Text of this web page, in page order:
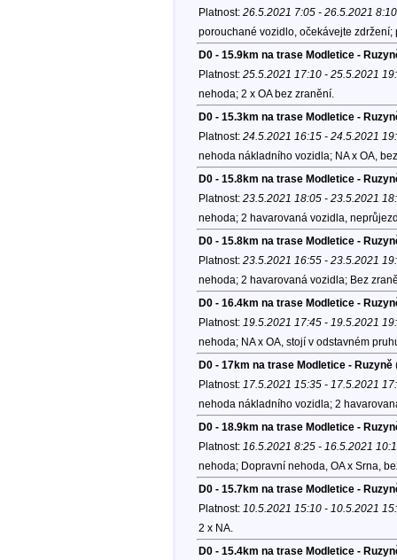
Platnost: 26.5.2021 7:05 - 26.5.2021 8:10
porouchané vozidlo, očekávejte
D0 - 15.9km na trase Modletice -
Platnost: 25.5.2021 17:10 - 25.5.2021
nehoda; 2 x OA bez zranění.
D0 - 15.3km na trase Modletice -
Platnost: 24.5.2021 16:15 - 24.5.2021
nehoda nákladního vozidla; NA x OA,
D0 - 15.8km na trase Modletice -
Platnost: 23.5.2021 18:05 - 23.5.2021
nehoda; 2 havarovaná vozidla,
D0 - 15.8km na trase Modletice -
Platnost: 23.5.2021 16:55 - 23.5.2021
nehoda; 2 havarovaná vozidla; Bez
D0 - 16.4km na trase Modletice -
Platnost: 19.5.2021 17:45 - 19.5.2021
nehoda; NA x OA, stojí v odstavném
D0 - 17km na trase Modletice - Ruzyně
Platnost: 17.5.2021 15:35 - 17.5.2021
nehoda nákladního vozidla; 2
D0 - 18.9km na trase Modletice -
Platnost: 16.5.2021 8:25 - 16.5.2021
nehoda; Dopravní nehoda, OA x Srna,
D0 - 15.7km na trase Modletice -
Platnost: 10.5.2021 15:10 - 10.5.2021
2 x NA.
D0 - 15.4km na trase Modletice -